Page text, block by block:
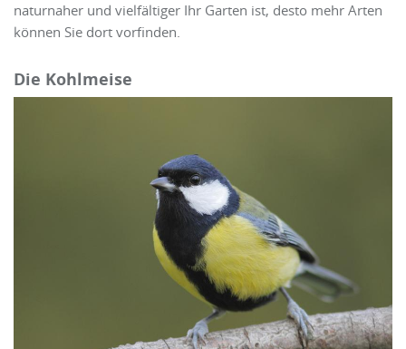
naturnaher und vielfältiger Ihr Garten ist, desto mehr Arten
können Sie dort vorfinden.
Die Kohlmeise